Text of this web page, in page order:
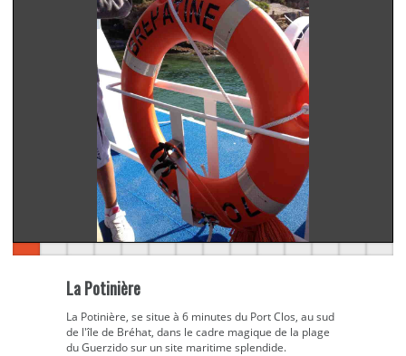
La Potinière
La Potinière, se situe à 6 minutes du Port Clos, au sud
de l'île de Bréhat, dans le cadre magique de la plage
du Guerzido sur un site maritime splendide.